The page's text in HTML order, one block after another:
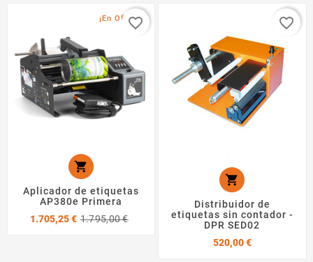
¡En Oferta!

Aplicador de etiquetas
AP380e Primera
1.705,25 € 1.795,00 €
favorite_border

Distribuidor de
etiquetas sin contador -
DPR SED02
520,00 €Precio
favorite_border